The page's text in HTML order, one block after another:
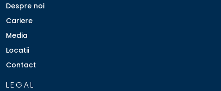
Despre noi
Cariere
Media
Locatii
Contact
LEGAL